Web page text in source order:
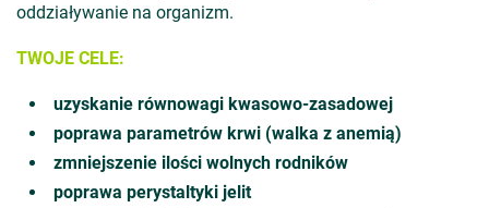
oddziaływanie na organizm.
TWOJE CELE:
uzyskanie równowagi kwasowo-zasadowej
poprawa parametrów krwi (walka z anemią)
zmniejszenie ilości wolnych rodników
poprawa perystaltyki jelit